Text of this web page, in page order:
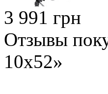
3 991 грн
Отзывы
10x52»